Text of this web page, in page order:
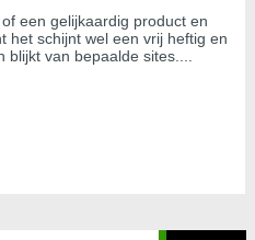
een gelijkaardig product en
het schijnt wel een vrij heftig en
van bepaalde sites....